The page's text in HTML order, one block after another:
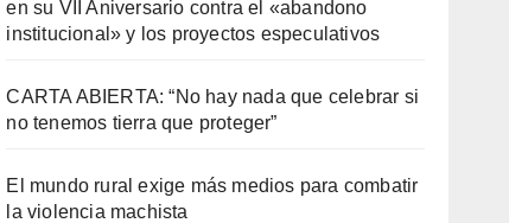
en su VII Aniversario contra el «abandono
institucional» y los proyectos especulativos
CARTA ABIERTA: “No hay nada que celebrar si
no tenemos tierra que proteger”
El mundo rural exige más medios para combatir
la violencia machista